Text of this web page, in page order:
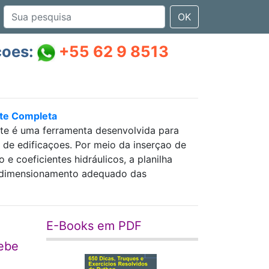
OK
+55 62 9 8513
Completa
é uma ferramenta desenvolvida para
edificaçoes. Por meio da inserçao de
coeficientes hidráulicos, a planilha
adequado das
E-Books em PDF